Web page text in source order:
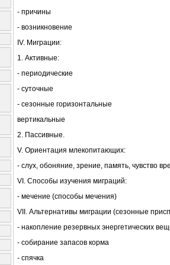
- причины
- возникновение
IV. Миграции:
1. Активные:
- периодические
- суточные
- сезонные горизонтальные
вертикальные
2. Пассивные.
V. Ориентация млекопитающих:
- слух, обоняние, зрение, память, чувство
VI. Способы изучения миграций:
- мечение (способы мечения)
VII. Альтернативы миграции (сезонные
- накопление резервных энергетических
- собирание запасов корма
- спячка